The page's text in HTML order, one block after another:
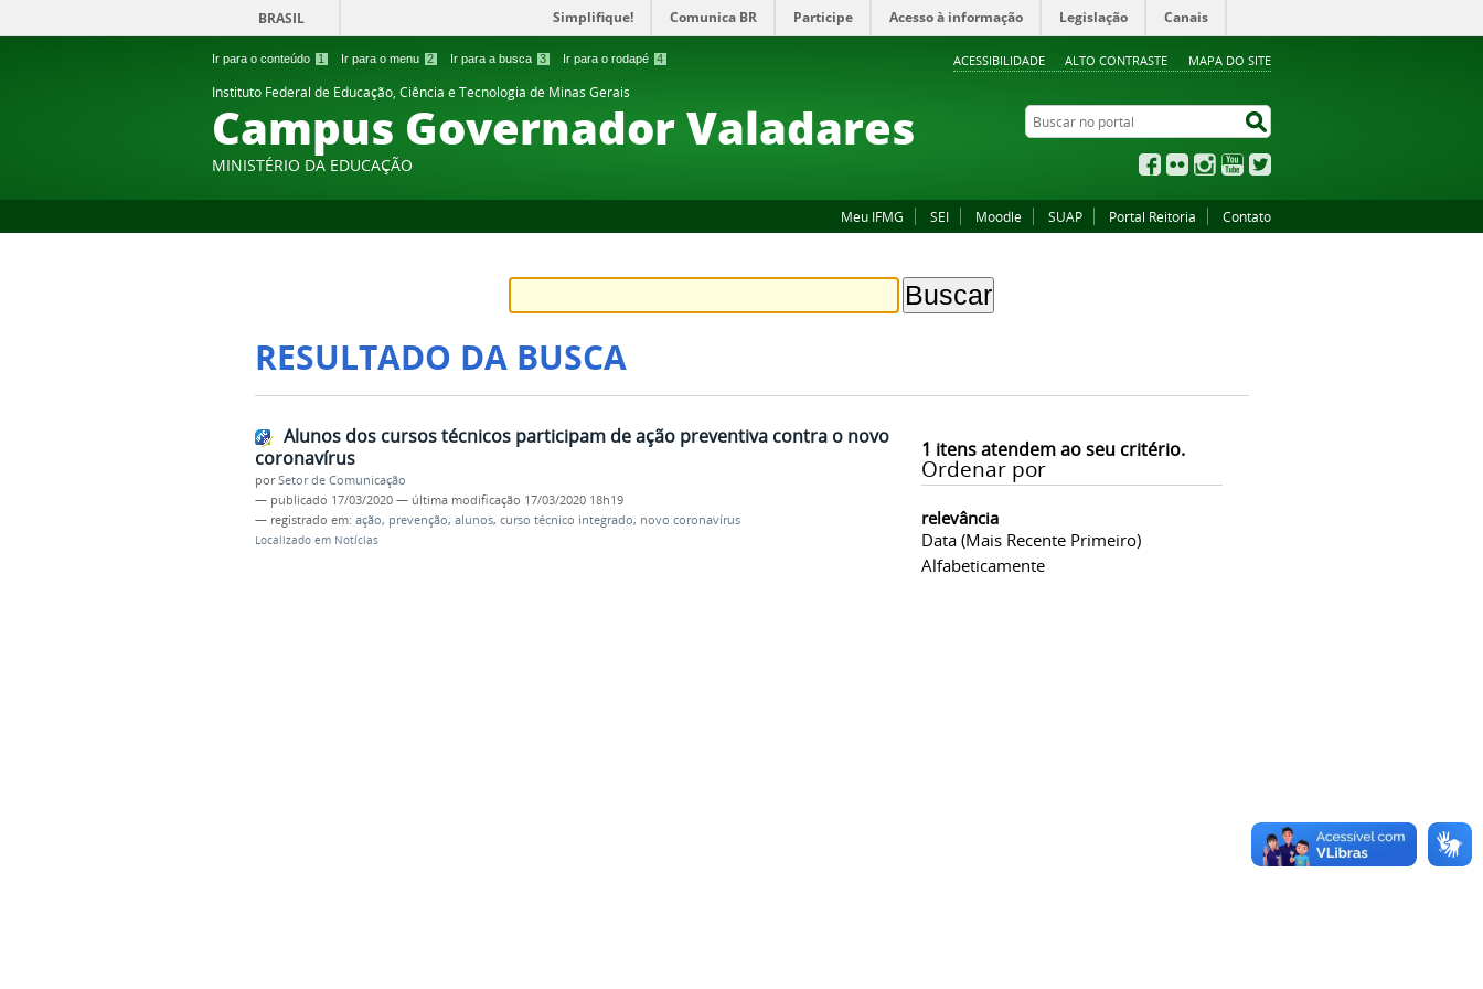
Ir para o conteúdo 1 Ir para o menu 2 Ir para a busca 3 Ir para o rodapé 4 ACESSIBILIDADE ALTO CONTRASTE MAPA DO SITE
BRASIL Simplifique! Comunica BR Participe Acesso à informação Legislação Canais
Instituto Federal de Educação, Ciência e Tecnologia de Minas Gerais
Campus Governador Valadares
MINISTÉRIO DA EDUCAÇÃO
Buscar no portal
Facebook
Flickr InstagramYouTube
Meu IFMG SEI Moodle SUAP Portal Reitoria Contato
RESULTADO DA BUSCA
1 itens atendem ao seu critério.
Ordenar por
relevância
Data (mais Recente Primeiro)
Alfabeticamente
Alunos dos cursos técnicos participam de ação preventiva contra o novo
coronavírus
porSetor de Comunicação
— publicado 17/03/2020 — última modificação 17/03/2020 18h19
— registrado em: ação, prevenção, alunos, curso técnico integrado, novo coronavírus
Localizado em Notícias